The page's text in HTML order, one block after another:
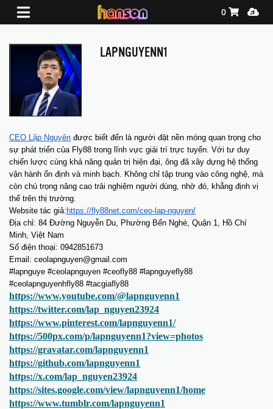
Shopping
0
LAPNGUYENN1
CEO Lập Nguyên được biết đến là người đặt nền móng quan trọng cho
sự phát triển của Fly88 trong lĩnh vực giải trí trực tuyến. Với tư duy
chiến lược cùng khả năng quản trị hiện đại, ông đã xây dựng hệ thống
vận hành ổn định và minh bạch. Không chỉ tập trung vào công nghệ, mà
còn chú trọng nâng cao trải nghiệm người dùng, nhờ đó, khẳng định vị
thế trên thị trường.
Website tác giả: https://fly88net.com/ceo-lap-nguyen/
Địa chỉ: 84 Đường Nguyễn Du, Phường Bến Nghé, Quận 1, Hồ Chí
Minh, Việt Nam
Số điện thoại: 0942851673
Email: ceolapnguyen@gmail.com
#lapnguye #ceolapnguyen #ceofly88 #lapnguyefly88
#ceolapnguyenhfly88 #tacgiafly88
https://www.youtube.com/@lapnguyenn1
https://twitter.com/lap_nguyen23924
https://www.pinterest.com/lapnguyenn1/
https://500px.com/p/lapnguyenn1?view=photos
https://gravatar.com/lapnguyenn1
https://github.com/lapnguyenn1
https://x.com/lap_nguyen23924
https://sites.google.com/view/lapnguyenn1/home
https://www.tumblr.com/lapnguyenn1